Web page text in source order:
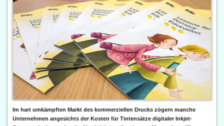
Im hart umkämpften Markt des kommerziellen Drucks zögern manche
Unternehmen angesichts der Kosten für Tintensätze digitaler Inkjet-